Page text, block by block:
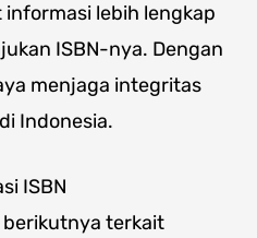
lebih lengkap
ISBN-nya. Dengan
menjaga integritas
Indonesia.
ISBN
berikutnya terkait